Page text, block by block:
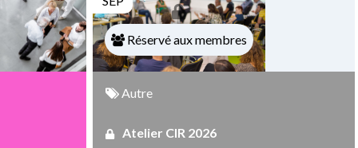
Réservé aux membres
Autre
Atelier CIR 2026